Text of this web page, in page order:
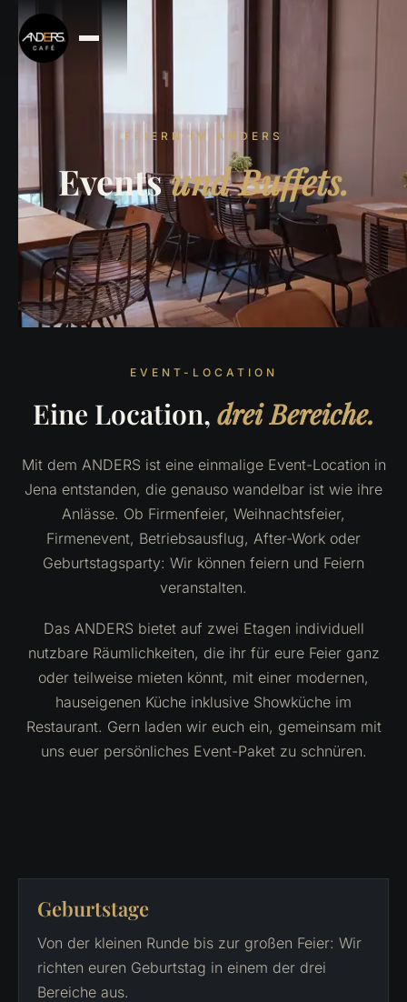
FEIERN IM ANDERS
Eventsund Buffets.
EVENT-LOCATION
Eine Location, drei Bereiche.
Mit dem ANDERS ist eine einmalige Event-Location in
Jena entstanden, die genauso wandelbar ist wie ihre
Anlässe. Ob Firmenfeier, Weihnachtsfeier,
Firmenevent, Betriebsausflug, After-Work oder
Geburtstagsparty: Wir können feiern und Feiern
veranstalten.
Das ANDERS bietet auf zwei Etagen individuell
nutzbare Räumlichkeiten, die ihr für eure Feier ganz
oder teilweise mieten könnt, mit einer modernen,
hauseigenen Küche inklusive Showküche im
Restaurant. Gern laden wir euch ein, gemeinsam mit
uns euer persönliches Event-Paket zu schnüren.
Geburtstage
Von der kleinen Runde bis zur großen Feier: Wir
richten euren Geburtstag in einem der drei
Bereiche aus.